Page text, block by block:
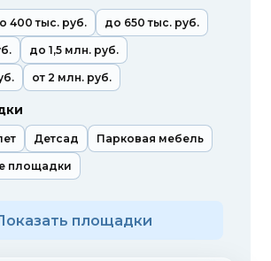
400 тыс. руб. до 650 тыс. руб.
до 1,5 млн. руб.
от 2 млн. руб.
Детсад Парковая мебель
площадки
площадки